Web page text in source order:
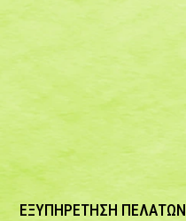
ΕΞΥΠΗΡΕΤΗΣΗ ΠΕΛΑΤΩΝ